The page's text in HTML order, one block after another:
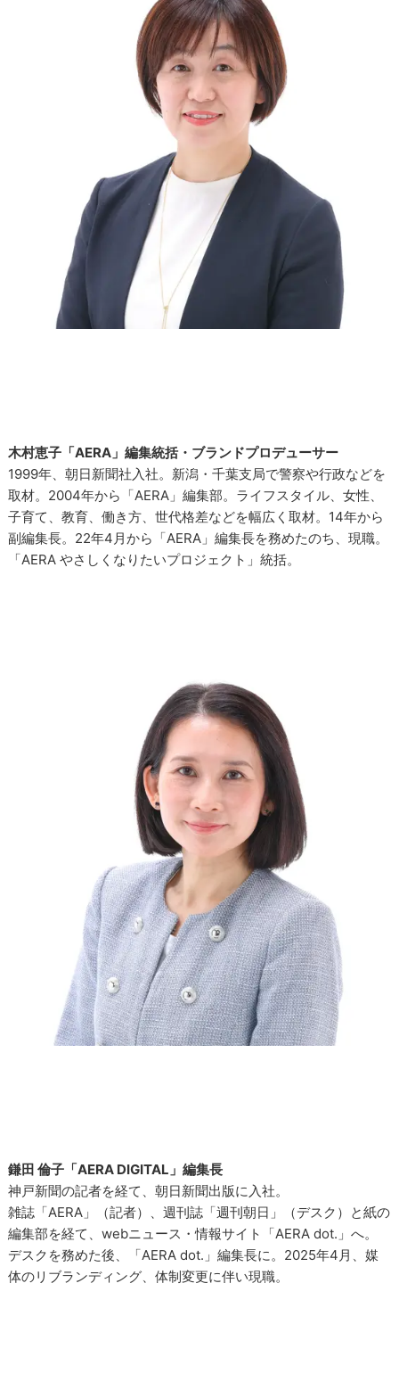
木村恵子「AERA」編集統括・ブランドプロデューサー
1999年、朝日新聞社入社。新潟・千葉支局で警察や行政などを
取材。2004年から「AERA」編集部。ライフスタイル、女性、
子育て、教育、働き方、世代格差などを幅広く取材。14年から
副編集長。22年4月から「AERA」編集長を務めたのち、現職。
「AERA やさしくなりたいプロジェクト」統括。
鎌田 倫子「AERA DIGITAL」編集長
神戸新聞の記者を経て、朝日新聞出版に入社。
雑誌「AERA」（記者）、週刊誌「週刊朝日」（デスク）と紙の
編集部を経て、webニュース・情報サイト「AERA dot.」へ。
デスクを務めた後、「AERA dot.」編集長に。2025年4月、媒
体のリブランディング、体制変更に伴い現職。